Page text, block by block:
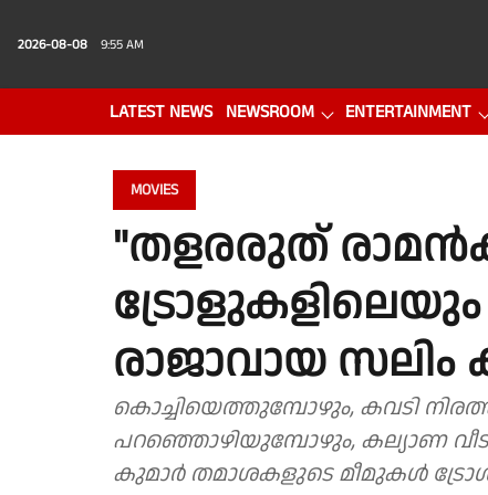
2026-08-08 9:55 AM
LATEST NEWS NEWSROOM ENTERTAINMENT
MOVIES
"തളരരുത്
രാജാവായ സലിം
കൊച്ചിയെത്തുമ്പോഴും, കവടി
പറഞ്ഞൊഴിയുമ്പോഴും, കല്യാണ
കുമാർ തമാശകളുടെ മീമുകൾ